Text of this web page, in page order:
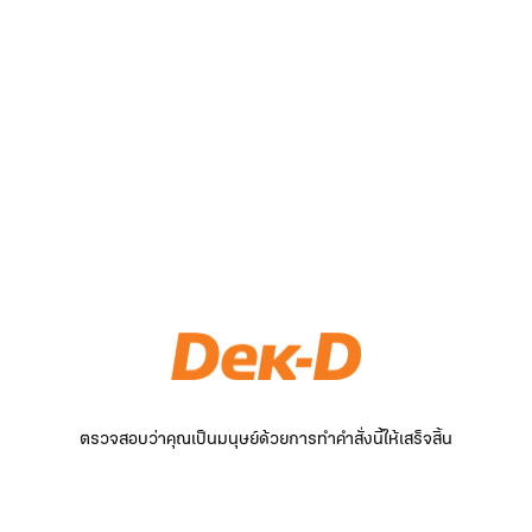
ตรวจสอบว่าคุณเป็นมนุษย์ด้วยการทำคำสั่งนี้ให้เสร็จสิ้น